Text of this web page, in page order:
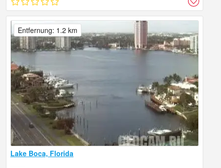
Lake Boca, Florida
Entfernung: 1.2 km